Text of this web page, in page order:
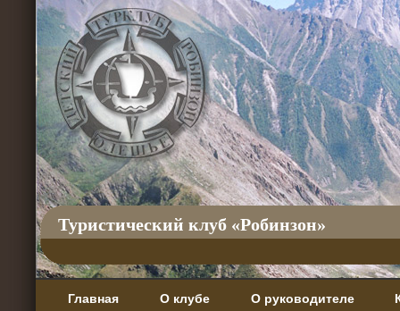
Туристический клуб «Робинзон»
Главная О клубе О руководителе